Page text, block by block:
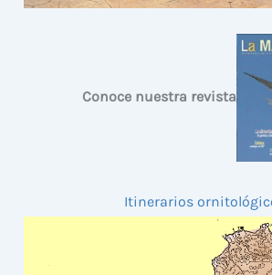
Conoce nuestra revista
Itinerarios